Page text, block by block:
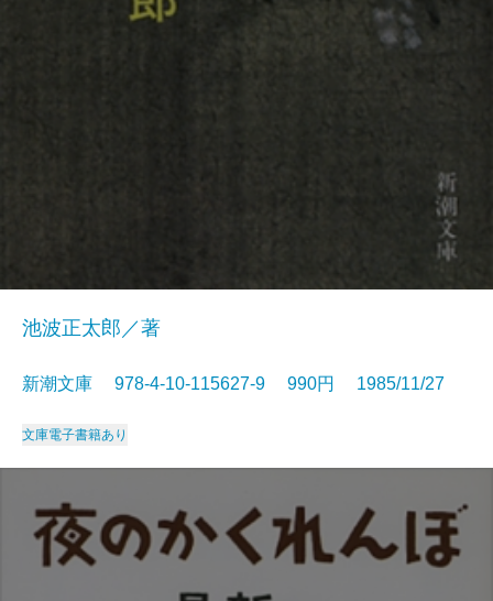
池波正太郎／著
新潮文庫 978-4-10-115627-9 990円 1985/11/27
文庫電子書籍あり